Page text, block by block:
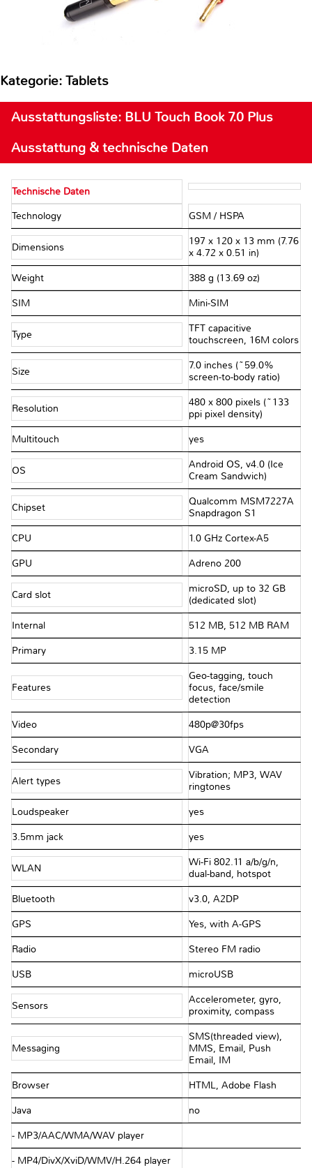
Kategorie: Tablets
Ausstattungsliste: BLU Touch Book 7.0 Plus
Ausstattung & technische Daten
Technische Daten
Technology GSM / HSPA
Dimensions
197 x 120 x 13 mm (7.76
x 4.72 x 0.51 in)
Weight 388 g (13.69 oz)
SIM Mini-SIM
Type
TFT capacitive
touchscreen, 16M colors
Size
7.0 inches (~59.0%
screen-to-body ratio)
Resolution
480 x 800 pixels (~133
ppi pixel density)
Multitouch yes
OS
Android OS, v4.0 (Ice
Cream Sandwich)
Chipset
Qualcomm MSM7227A
Snapdragon S1
CPU 1.0 GHz Cortex-A5
GPU Adreno 200
Card slot
microSD, up to 32 GB
(dedicated slot)
Internal 512 MB, 512 MB RAM
Primary 3.15 MP
Features
Geo-tagging, touch
focus, face/smile
detection
Video 480p@30fps
Secondary VGA
Alert types
Vibration; MP3, WAV
ringtones
Loudspeaker yes
3.5mm jack yes
WLAN
Wi-Fi 802.11 a/b/g/n,
dual-band, hotspot
Bluetooth v3.0, A2DP
GPS Yes, with A-GPS
Radio Stereo FM radio
USB microUSB
Sensors
Accelerometer, gyro,
proximity, compass
Messaging
SMS(threaded view),
MMS, Email, Push
Email, IM
Browser HTML, Adobe Flash
Java no
- MP3/AAC/WMA/WAV player
- MP4/DivX/XviD/WMV/H.264 player